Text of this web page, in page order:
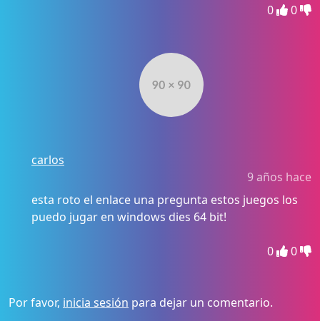
0 0
carlos
9 años hace
esta roto el enlace una pregunta estos juegos los
puedo jugar en windows dies 64 bit!
0 0
Por favor, inicia sesión para dejar un comentario.